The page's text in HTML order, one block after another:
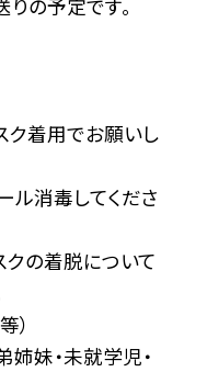
りの予定です。
ク着用でお願いし
ル消毒してくださ
クの着脱について
）
姉妹・未就学児・